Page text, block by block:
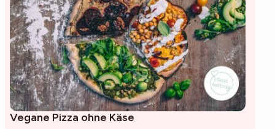
Vegane Pizza ohne Käse